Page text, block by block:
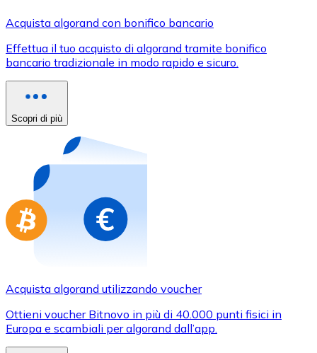
Usa le carte Visa e Mastercard per acquistare
Acquista con carta
Acquista gift card dei tuoi marchi preferiti con
Vai al negozio di carte regalo
Acquista algorand con bonifico bancario
Effettua il tuo acquisto di algorand tramite bonifico
bancario tradizionale in modo rapido e sicuro.
Scopri di più
Acquista algorand utilizzando voucher
Ottieni voucher Bitnovo in più di 40.000 punti fisici in
Europa e scambiali per algorand dall’app.